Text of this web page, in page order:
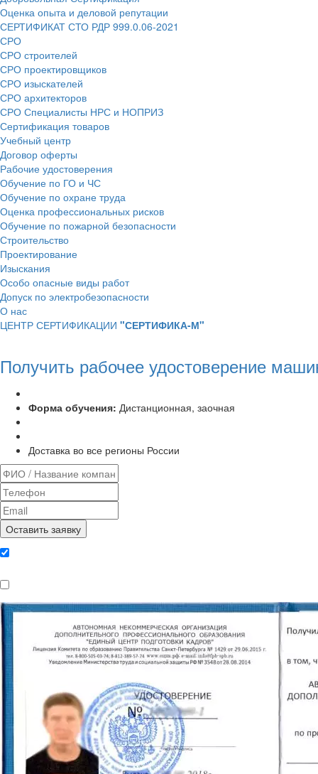
Оценка опыта и деловой репутации
СЕРТИФИКАТ СТО РДР 999.0.06-2021
СРО
СРО строителей
СРО проектировщиков
СРО изыскателей
СРО архитекторов
СРО Специалисты НРС и НОПРИЗ
Сертификация товаров
Учебный центр
Договор оферты
Рабочие удостоверения
Обучение по ГО и ЧС
Обучение по охране труда
Оценка профессиональных рисков
Обучение по пожарной безопасности
Строительство
Проектирование
Изыскания
Особо опасные виды работ
Допуск по электробезопасности
О нас
ЦЕНТР СЕРТИФИКАЦИИ "СЕРТИФИКА-М"
Получить рабочее удостоверение
Форма обучения: Дистанционная, заочная
Доставка во все регионы России